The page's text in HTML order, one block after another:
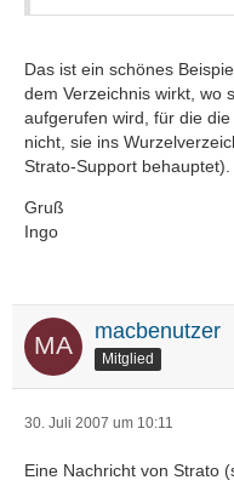
Das ist ein schönes
dem Verzeichnis wirkt, wo
aufgerufen wird, für die
nicht, sie ins
Strato-Support behauptet).
Gruß
Ingo
macbenutzer
Mitglied
30. Juli 2007 um 10:11
Eine Nachricht von Strato